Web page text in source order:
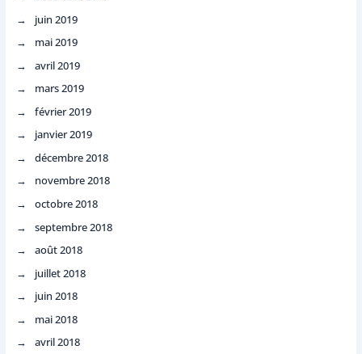
juin 2019
mai 2019
avril 2019
mars 2019
février 2019
janvier 2019
décembre 2018
novembre 2018
octobre 2018
septembre 2018
août 2018
juillet 2018
juin 2018
mai 2018
avril 2018